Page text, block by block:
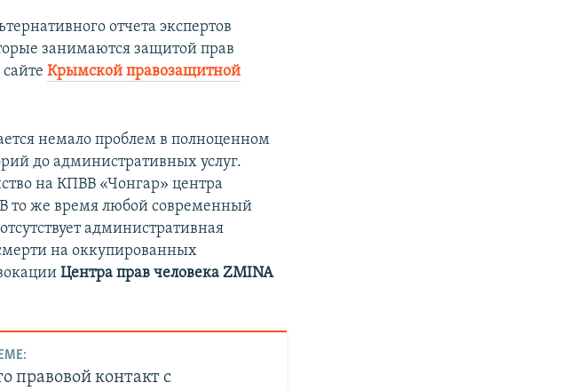
отчета экспертов
занимаются защитой прав
сайтеКрымской правозащитной
немало проблем в полноценном
до административных услуг.
на КПВВ «Чонгар» центра
то же время любой современный
административная
на оккупированных
Центра прав человека ZMINA
правовой контакт с